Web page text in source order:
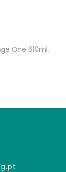
One 610ml.